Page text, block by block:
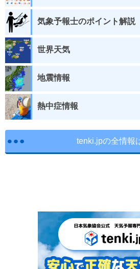
気象予報士のポイント解説
世界天気
地震情報
熱中症情報
tenki.jpの全情報